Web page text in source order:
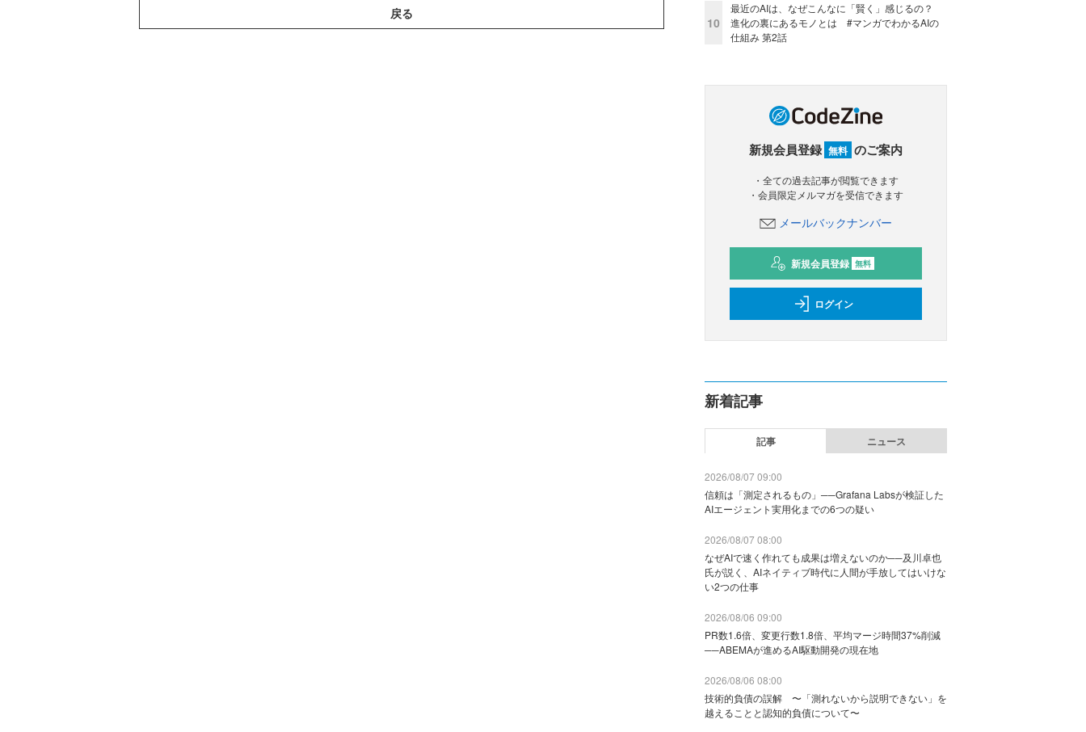
戻る
10
最近のAIは、なぜこんなに「賢く」感じるの？
進化の裏にあるモノとは #マンガでわかるAIの
仕組み 第2話
新規会員登録 無料 のご案内
・全ての過去記事が閲覧できます
・会員限定メルマガを受信できます
メールバックナンバー
新規会員登録 無料
ログイン
新着記事
記事 ニュース
2026/08/07 09:00
信頼は「測定されるもの」──Grafana Labsが検証した
AIエージェント実用化までの6つの疑い
2026/08/07 08:00
なぜAIで速く作れても成果は増えないのか──及川卓也
氏が説く、AIネイティブ時代に人間が手放してはいけな
い2つの仕事
2026/08/06 09:00
PR数1.6倍、変更行数1.8倍、平均マージ時間37%削減
──ABEMAが進めるAI駆動開発の現在地
2026/08/06 08:00
技術的負債の誤解 〜「測れないから説明できない」を
越えることと認知的負債について〜